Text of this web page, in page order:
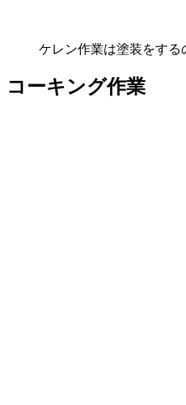
ケレン作業は塗装をする
コーキング作業